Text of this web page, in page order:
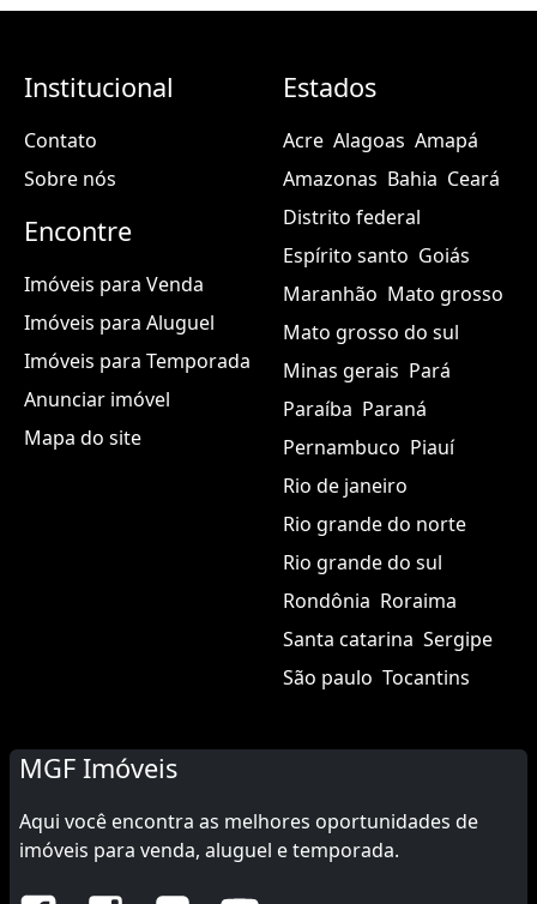
Institucional
Contato
Sobre nós
Encontre
Imóveis para Venda
Imóveis para Aluguel
Imóveis para Temporada
Anunciar imóvel
Mapa do site
Estados
Acre Alagoas Amapá
Amazonas Bahia Ceará
Distrito federal
Espírito santo Goiás
Maranhão Mato grosso
Mato grosso do sul
Minas gerais Pará
Paraíba Paraná
Pernambuco Piauí
Rio de janeiro
Rio grande do norte
Rio grande do sul
Rondônia Roraima
Santa catarina Sergipe
São paulo Tocantins
MGF Imóveis
Aqui você encontra as melhores oportunidades de
imóveis para venda, aluguel e temporada.